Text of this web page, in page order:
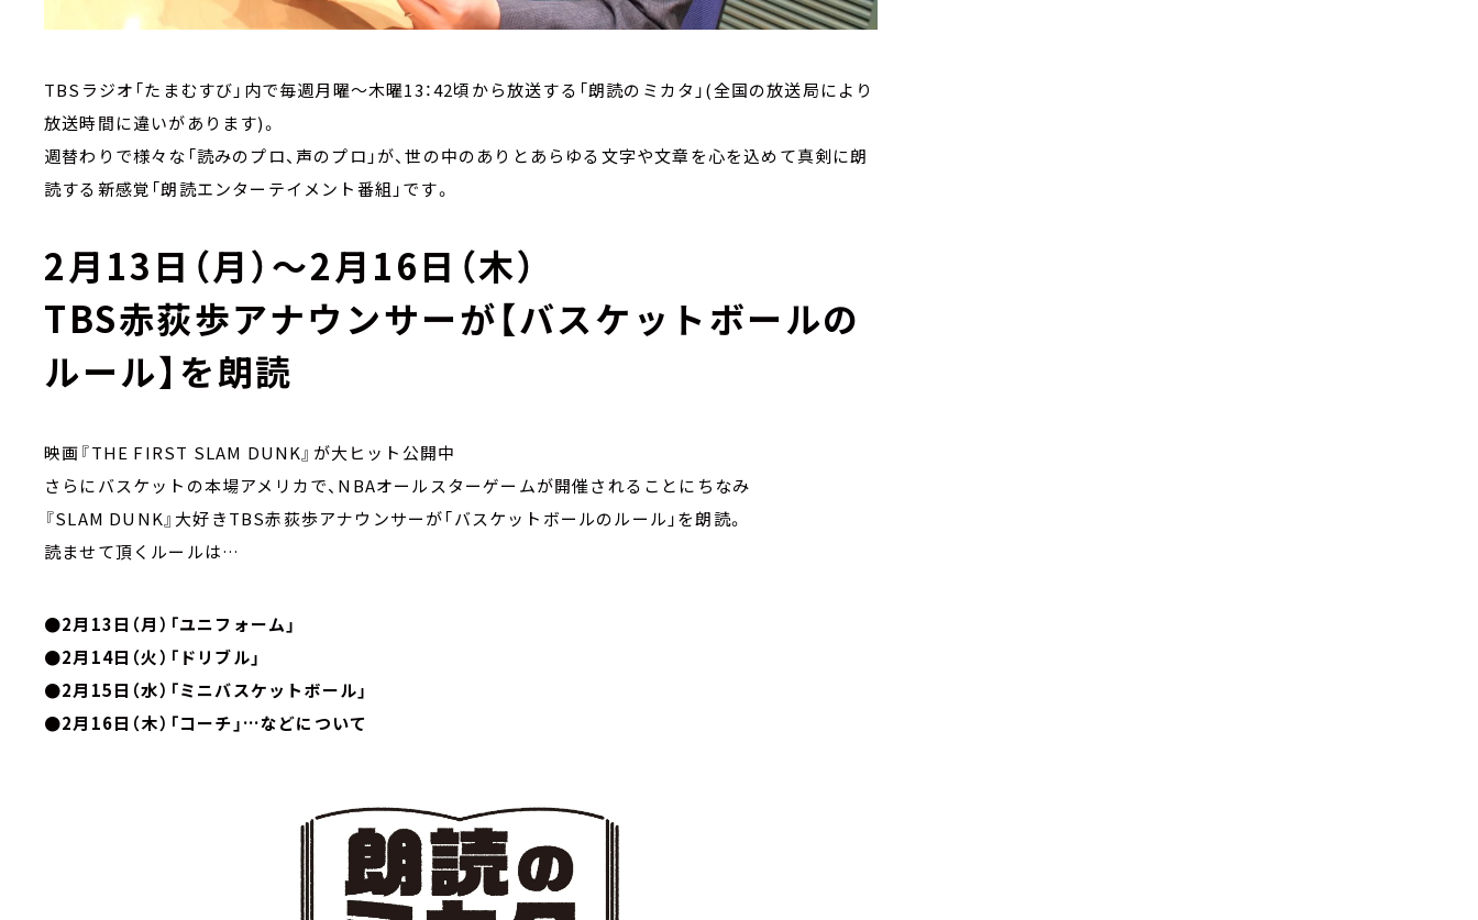
TBSラジオ「たまむすび」内で毎週月曜～木曜13：42頃から放送する「朗読のミカタ」(全国の放送局により
放送時間に違いがあります)。
週替わりで様々な「読みのプロ、声のプロ」が、世の中のありとあらゆる文字や文章を心を込めて真剣に朗
読する新感覚「朗読エンターテイメント番組」です。
2月13日（月）～2月16日（木）
TBS赤荻歩アナウンサーが【バスケットボールの
ルール】を朗読
映画『THE FIRST SLAM DUNK』が大ヒット公開中
さらにバスケットの本場アメリカで、NBAオールスターゲームが開催されることにちなみ
『SLAM DUNK』大好きTBS赤荻歩アナウンサーが「バスケットボールのルール」を朗読。
読ませて頂くルールは…
●2月13日（月）「ユニフォーム」
●2月14日（火）「ドリブル」
●2月15日（水）「ミニバスケットボール」
●2月16日（木）「コーチ」…などについて